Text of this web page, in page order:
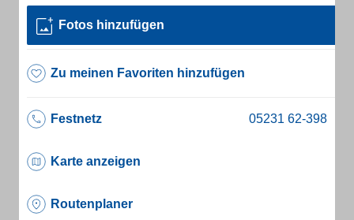
Fotos hinzufügen
Zu meinen Favoriten hinzufügen
Festnetz
Karte anzeigen
Routenplaner